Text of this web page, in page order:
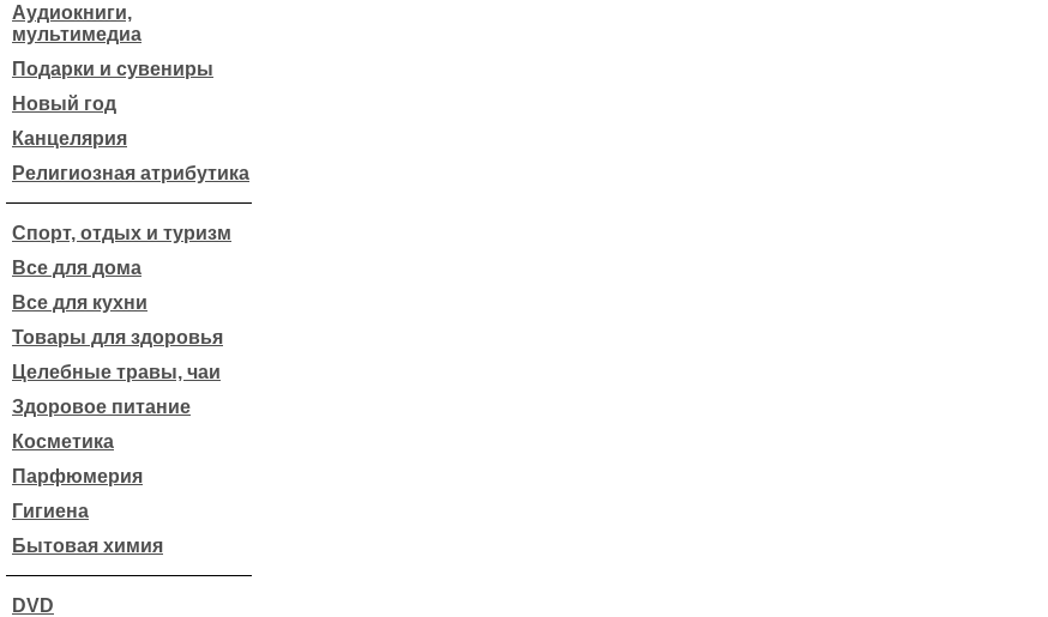
Аудиокниги,
мультимедиа
Подарки и сувениры
Новый год
Канцелярия
Религиозная атрибутика
Спорт, отдых и туризм
Все для дома
Все для кухни
Товары для здоровья
Целебные травы, чаи
Здоровое питание
Косметика
Парфюмерия
Гигиена
Бытовая химия
DVD